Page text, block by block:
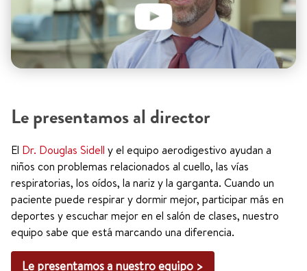
Le presentamos al director
El Dr. Douglas Sidell y el equipo aerodigestivo ayudan a
niños con problemas relacionados al cuello, las vías
respiratorias, los oídos, la nariz y la garganta. Cuando un
paciente puede respirar y dormir mejor, participar más en
deportes y escuchar mejor en el salón de clases, nuestro
equipo sabe que está marcando una diferencia.
Le presentamos a nuestro equipo >